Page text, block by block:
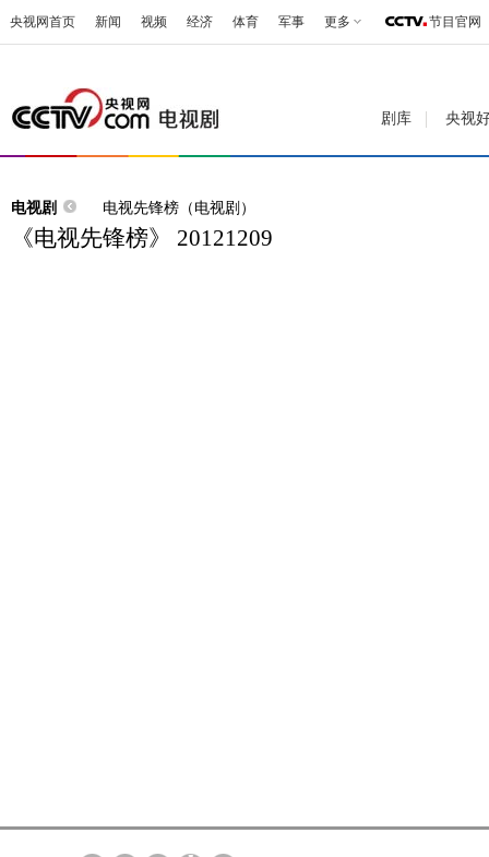
央视网首页 新闻 视频 经济 体育 军事 更多 节目官网
剧库 央视
电视剧 电视先锋榜（电视剧）
《电视先锋榜》 20121209